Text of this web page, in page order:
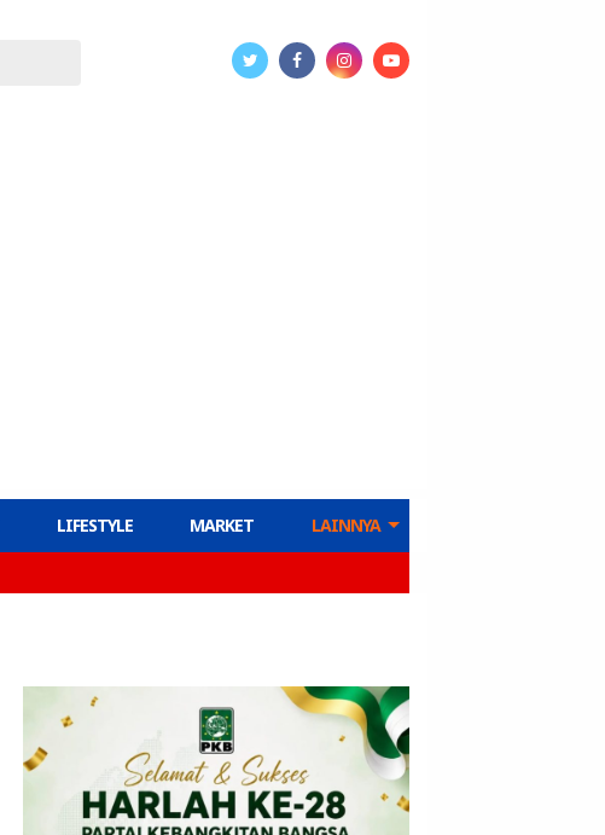
LIFESTYLE MARKET LAINNYA